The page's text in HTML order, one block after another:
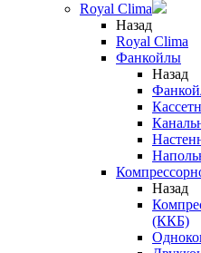
Royal Clima
Назад
Royal Clima
Фанкойлы
Назад
Назад
(ККБ)